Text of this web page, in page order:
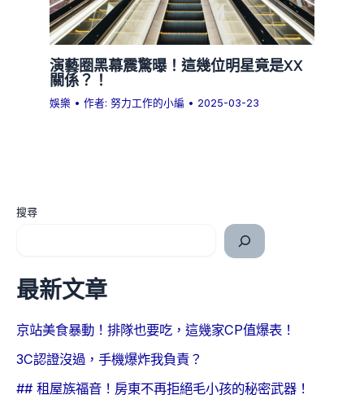
演藝圈黑幕震驚曝！這幾位明星竟是XX
關係？！
娛樂 • 作者:努力工作的小編 • 2025-03-23
搜尋
最新文章
京站美食暴動！排隊也要吃，這幾家CP值爆表！
3C認證沒過，手機爆炸我負責？
## 租屋族福音！房東不再拒絕毛小孩的秘密武器！